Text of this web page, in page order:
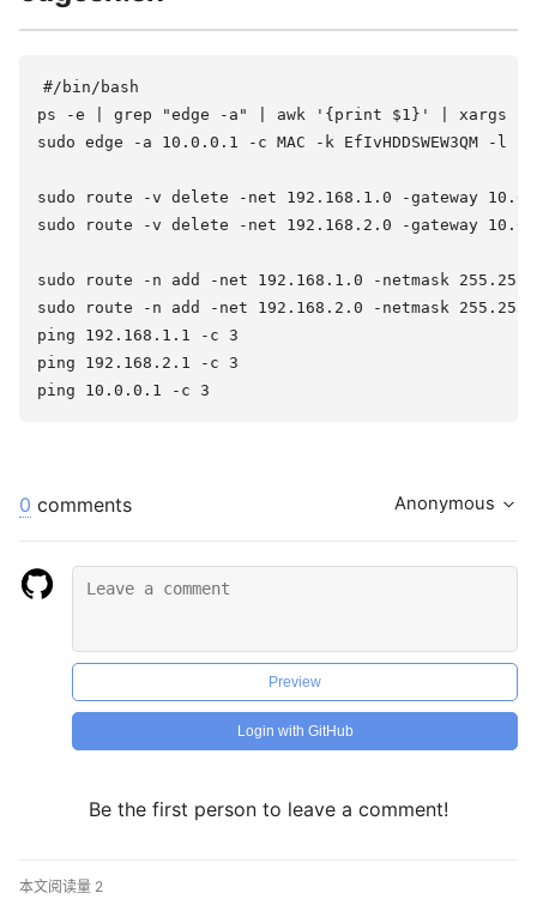
#/bin/bash
ps -e | grep "edge -a" | awk '{print $1}' | xargs
sudo edge -a 10.0.0.1 -c MAC -k EfIvHDDSWEW3QM -l
sudo route -v delete -net 192.168.1.0 -gateway
sudo route -v delete -net 192.168.2.0 -gateway
sudo route -n add -net 192.168.1.0 -netmask
sudo route -n add -net 192.168.2.0 -netmask
ping 192.168.1.1 -c 3
ping 192.168.2.1 -c 3
0 comments Anonymous
Preview
Login with GitHub
Be the first person to leave a comment!
本文阅读量 2